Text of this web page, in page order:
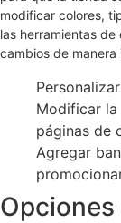
modificar colores,
las herramientas
cambios de manera
Modificar
páginas de
Agregar